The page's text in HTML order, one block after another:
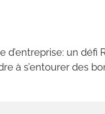
un défi
à s’entourer des